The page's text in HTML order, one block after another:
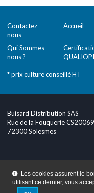
Les cookies assurent le
utilisant ce dernier, vous
Contactez-
nous
Accueil
Qui Sommes-
nous ?
QUALIOPI
* prix culture conseillé HT
Buisard Distribution SAS
Rue de la Fouquerie CS20069
72300 Solesmes